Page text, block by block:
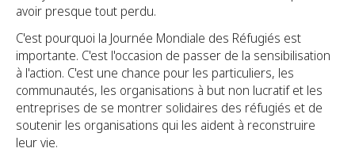
avoir presque tout perdu.
C'est pourquoi la Journée Mondiale des Réfugiés est
importante. C'est l'occasion de passer de la sensibilisation
à l'action. C'est une chance pour les particuliers, les
communautés, les organisations à but non lucratif et les
entreprises de se montrer solidaires des réfugiés et de
soutenir les organisations qui les aident à reconstruire
leur vie.